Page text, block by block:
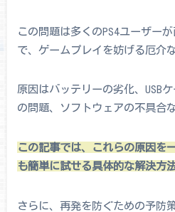
この問題は多くのPS4ユーザー
で、ゲームプレイを妨げる厄介
原因はバッテリーの劣化、USB
の問題、ソフトウェアの不具合
この記事では、これらの原因を
も簡単に試せる具体的な解決方
さらに、再発を防ぐための予防